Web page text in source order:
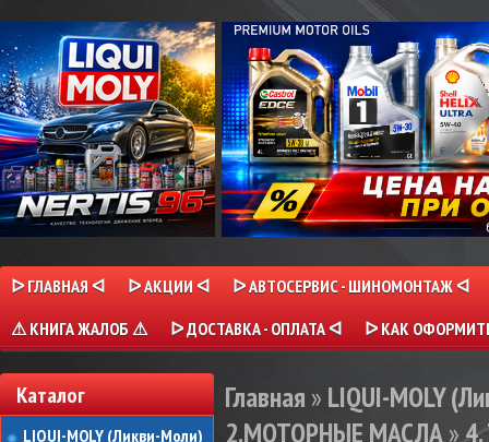
ᐅ ГЛАВНАЯ ᐊ ᐅ АКЦИИ ᐊ
ᐅ АВТОСЕРВИС - ШИНОМОНТАЖ ᐊ
⚠ КНИГА ЖАЛОБ ⚠
ᐅ ДОСТАВКА - ОПЛАТА ᐊ ᐅ КАК
Каталог
LIQUI-MOLY (Ликви-Моли)
Главная » LIQUI-MOLY
2.МОТОРНЫЕ МАСЛА»